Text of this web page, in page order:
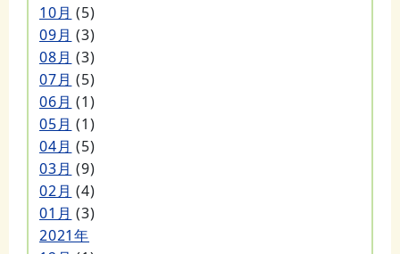
10月 (5)
09月 (3)
08月 (3)
07月 (5)
06月 (1)
05月 (1)
04月 (5)
03月 (9)
02月 (4)
01月 (3)
2021年